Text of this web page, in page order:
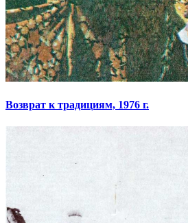
Возврат к традициям, 1976 г.